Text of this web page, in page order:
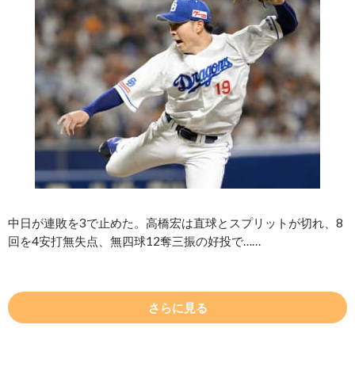
中日が連敗を3で止めた。高橋宏は直球とスプリットが切れ、8
回を4安打無失点、無四球12奪三振の好投で……
さらに見る